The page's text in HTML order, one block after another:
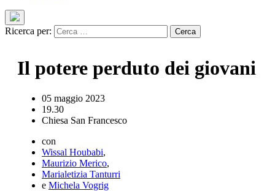
Ricerca per:
Il potere perduto dei giovani
05 maggio 2023
19.30
Chiesa San Francesco
con
Wissal Houbabi,
Maurizio Merico,
Marialetizia Tanturri
e Michela Vogrig